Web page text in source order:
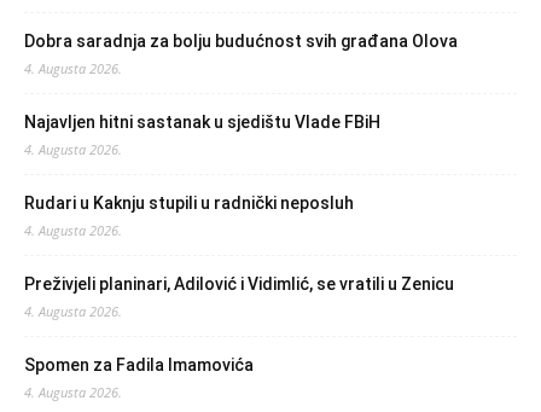
Dobra saradnja za bolju budućnost svih građana Olova
4. Augusta 2026.
Najavljen hitni sastanak u sjedištu Vlade FBiH
4. Augusta 2026.
Rudari u Kaknju stupili u radnički neposluh
4. Augusta 2026.
Preživjeli planinari, Adilović i Vidimlić, se vratili u Zenicu
4. Augusta 2026.
Spomen za Fadila Imamovića
4. Augusta 2026.